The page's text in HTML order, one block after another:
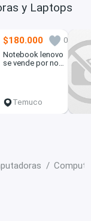
y Laptops
$180.000
0
Notebook lenovo
se vende por no
Temuco